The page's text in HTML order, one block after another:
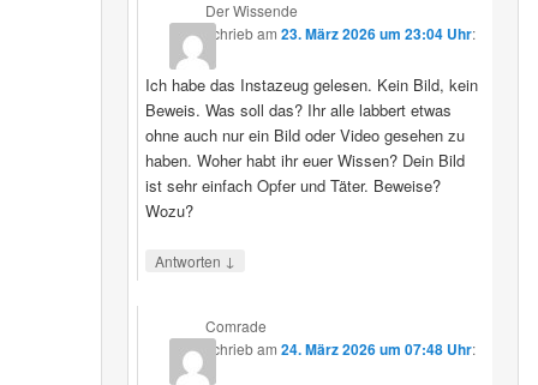
Der Wissende
schriebam23. März 2026 um 23:04 Uhr:
Ich habe das Instazeug gelesen. Kein Bild, kein
Beweis. Was soll das? Ihr alle labbert etwas
ohne auch nur ein Bild oder Video gesehen zu
haben. Woher habt ihr euer Wissen? Dein Bild
ist sehr einfach Opfer und Täter. Beweise?
Wozu?
Antworten ↓
Comrade
schriebam24. März 2026 um 07:48 Uhr: